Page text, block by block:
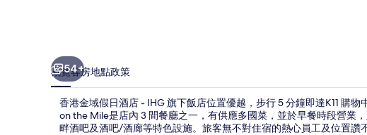
相
片
集
54+
概覽客房地點政策
香港金域假日酒店 - IHG 旗下飯店位置優越，步行 5 分鐘即達K11 購
on the Mile是店內 3 間餐廳之一，有供應多國菜，並於早餐時段營業
畔酒吧及酒吧/酒廊等特色設施。旅客無不對住宿的熱心員工及位置讚